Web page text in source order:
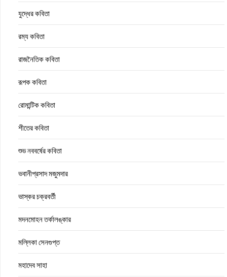
যুদ্ধের কবিতা
রম্য কবিতা
রাজনৈতিক কবিতা
রূপক কবিতা
রোমান্টিক কবিতা
শীতের কবিতা
শুভ নববর্ষের কবিতা
ভবানীপ্রসাদ মজুমদার
ভাস্কর চক্রবর্তী
মদনমোহন তর্কালঙ্কার
মল্লিকা সেনগুপ্ত
মহাদেব সাহা